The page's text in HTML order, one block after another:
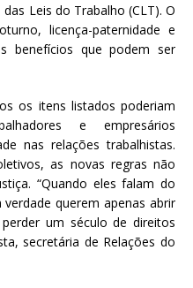
Leis do Trabalho (CLT). O
licença-paternidade e
benefícios que podem ser
os itens listados poderiam
e empresários
nas relações trabalhistas.
as novas regras não
“Quando eles falam do
querem apenas abrir
um século de direitos
secretária de Relações do